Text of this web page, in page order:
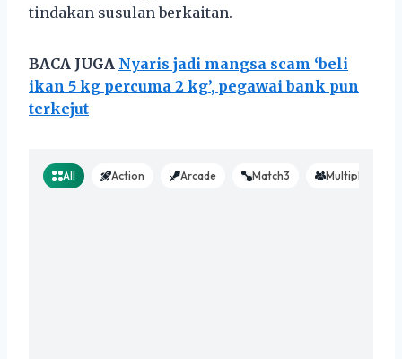
tindakan susulan berkaitan.
BACA JUGA Nyaris jadi mangsa scam ‘beli
ikan 5 kg percuma 2 kg’, pegawai bank pun
terkejut